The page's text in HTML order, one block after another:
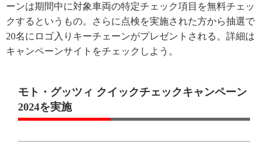
ーンは期間中に対象車両の特定チェック項目を無料チェッ
クするというもの。さらに点検を実施された方から抽選で
20名にロゴ入りキーチェーンがプレゼントされる。詳細は
キャンペーンサイトをチェックしよう。
モト・グッツィ クイックチェックキャンペーン
2024を実施